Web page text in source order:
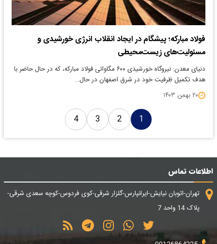
فولاد مبارکه؛ پیشگام در ایجاد انقلاب انرژی خورشیدی و
مسئولیت‌های زیست‌محیطی
دنیای معدن: نیروگاه خورشیدی ۶۰۰ مگاواتی فولاد مبارکه، که در حال حاضر با
هدف تکمیل ظرفیت خود در شرق اصفهان در حال…
۲۰ بهمن ۱۴۰۳
1
2
3
4
اطلاعات تماس
تهران-اتوبان نیایش-ایرانپارس-گلزار شرقی-کوی فردوس-کوچه سعدی شرقی-
پلاک 14 واحد 7